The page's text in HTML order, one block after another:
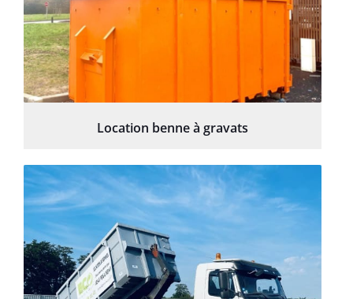
Location benne à gravats